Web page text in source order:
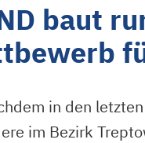
baut
in den
im Bezirk